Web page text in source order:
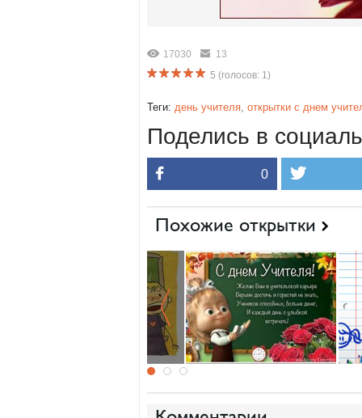
17030
13
5 (голосов: 1)
Теги: день учителя, открытки с днем
Поделись в
0
Похожие открытки